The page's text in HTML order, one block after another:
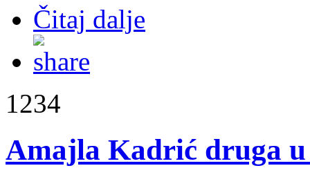
Čitaj dalje
1234
Amajla Kadrić druga